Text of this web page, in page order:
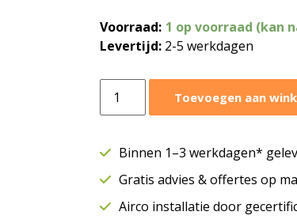
Voorraad: 1 op voorraad (kan
Levertijd: 2-5 werkdagen
Ø450
aantal
Toevoegen aan
Binnen 1–3 werkdagen*
Gratis advies & offertes op
Airco installatie door